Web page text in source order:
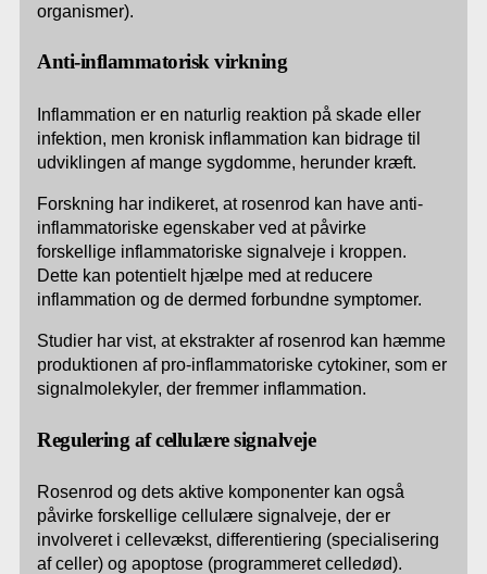
organismer).
Anti-inflammatorisk virkning
Inflammation er en naturlig reaktion på skade eller
infektion, men kronisk inflammation kan bidrage til
udviklingen af mange sygdomme, herunder kræft.
Forskning har indikeret, at rosenrod kan have anti-
inflammatoriske egenskaber ved at påvirke
forskellige inflammatoriske signalveje i kroppen.
Dette kan potentielt hjælpe med at reducere
inflammation og de dermed forbundne symptomer.
Studier har vist, at ekstrakter af rosenrod kan hæmme
produktionen af pro-inflammatoriske cytokiner, som er
signalmolekyler, der fremmer inflammation.
Regulering af cellulære signalveje
Rosenrod og dets aktive komponenter kan også
påvirke forskellige cellulære signalveje, der er
involveret i cellevækst, differentiering (specialisering
af celler) og apoptose (programmeret celledød).